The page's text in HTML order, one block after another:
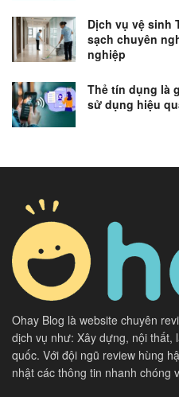
Dịch vụ vệ sinh
sạch chuyên
nghiệp
Thẻ tín dụng là
sử dụng hiệu
Ohay Blog là website chuyên
dịch vụ như: Xây dựng, nội thất,
quốc. Với đội ngũ review hùng
nhật các thông tin nhanh chóng